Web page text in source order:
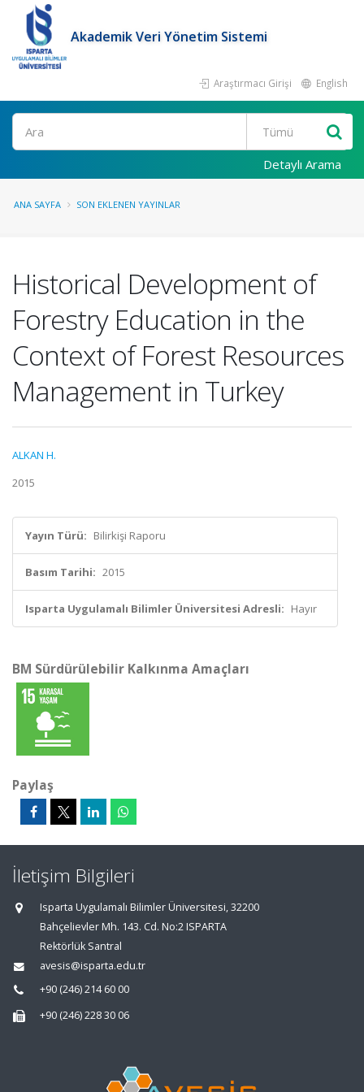
Akademik Veri Yönetim Sistemi
Araştırmacı Girişi English
Ara
Detaylı Arama
ANA SAYFA SON EKLENEN YAYINLAR
Historical Development of
Forestry Education in the
Context of Forest Resources
Management in Turkey
ALKAN H.
2015
Yayın Türü: Bilirkişi Raporu
Basım Tarihi: 2015
Isparta Uygulamalı Bilimler Üniversitesi Adresli: Hayır
BM Sürdürülebilir Kalkınma Amaçları
Paylaş
İletişim Bilgileri
Isparta Uygulamalı Bilimler Üniversitesi, 32200
Bahçelievler Mh. 143. Cd. No:2 ISPARTA
Rektörlük Santral
avesis@isparta.edu.tr
+90 (246) 214 60 00
+90 (246) 228 30 06